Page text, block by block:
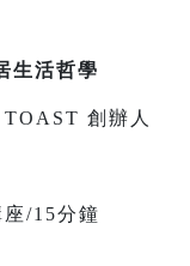
生活哲學
創辦人
/15分鐘